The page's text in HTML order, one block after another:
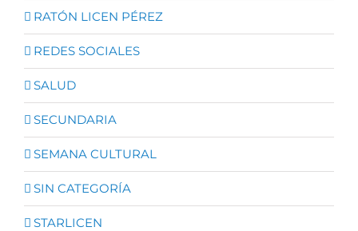
RATÓN LICEN PÉREZ
REDES SOCIALES
SALUD
SECUNDARIA
SEMANA CULTURAL
SIN CATEGORÍA
STARLICEN